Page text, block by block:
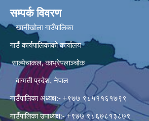
सम्पर्क विवरण
खानीखोला गाउँपालिका
गाउँ कार्यपालिकाको कार्यालय
साल्मेचाकल, काभ्रेपलाञ्चोक
बाग्मती प्रदेश, नेपाल
गाउँपालिका अध्यक्ष:- +९७७ ९८५११६१७९९
गाउँपालिका उपाध्यक्ष:- +९७७ ९८६७८१३८७९